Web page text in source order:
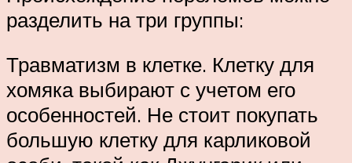
разделить на три группы:
Травматизм в клетке. Клетку для
хомяка выбирают с учетом его
особенностей. Не стоит покупать
большую клетку для карликовой